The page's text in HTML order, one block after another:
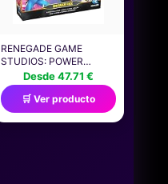
RENEGADE GAME
STUDIOS: POWER
RANGERS: HEROES OF
THE GRID: RPM RANGER
PACK -2 A 5
JUGADORES DE 14
AÑOS EN ADELANTE, 5
Desde 47.71 €
🛒 Ver producto